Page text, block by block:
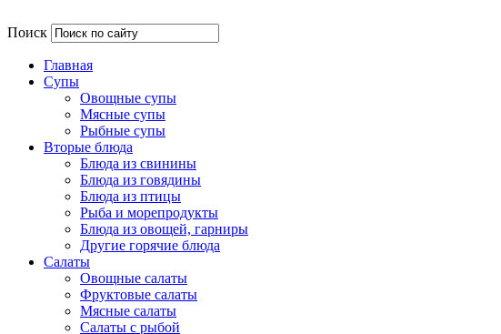
Поиск
Главная
Супы
Овощные супы
Мясные супы
Рыбные супы
Вторые блюда
Блюда из свинины
Блюда из говядины
Блюда из птицы
Рыба и морепродукты
Блюда из овощей, гарниры
Другие горячие блюда
Салаты
Овощные салаты
Фруктовые салаты
Мясные салаты
Салаты с рыбой